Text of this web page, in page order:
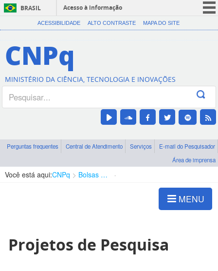
BRASIL
Acesso à informação
CORONAVÍRUS (COVID-19)
Canais
ACESSIBILIDADE ALTO CONTRASTE MAPA DO SITE
CNPq
MINISTÉRIO DA CIÊNCIA, TECNOLOGIA E INOVAÇÕES
Perguntas frequentes Central de Atendimento Serviços
E-mail do Pesquisador
Área de imprensa
Você está aqui:CNPq Bolsas e Auxílios Vigentes
MENU
Projetos de Pesquisa